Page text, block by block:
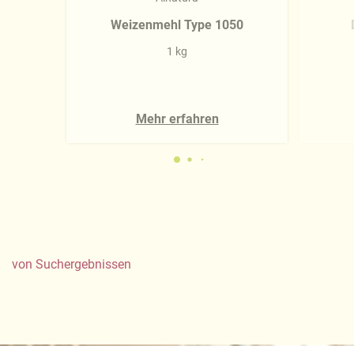
Weizenmehl Type 1050
1 kg
Mehr erfahren
von Suchergebnissen